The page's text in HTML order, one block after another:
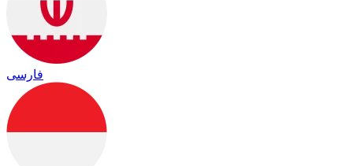
فارسی